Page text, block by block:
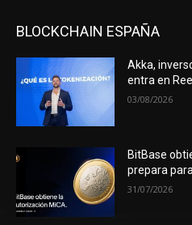
BLOCKCHAIN ESPAÑA
Akka,
entra en
03/08/2026
BitBase
prepara
31/07/2026